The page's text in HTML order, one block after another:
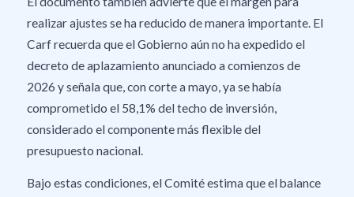
realizar ajustes se ha reducido de manera importante. El
Carf recuerda que el Gobierno aún no ha expedido el
decreto de aplazamiento anunciado a comienzos de
2026 y señala que, con corte a mayo, ya se había
comprometido el 58,1% del techo de inversión,
considerado el componente más flexible del
presupuesto nacional.
Bajo estas condiciones, el Comité estima que el balance